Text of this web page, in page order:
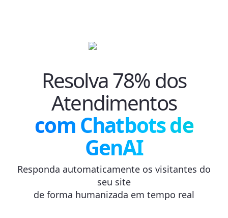
Resolva 78% dos
Atendimentos
com Chatbots de
GenAI
Responda automaticamente os visitantes do
seu site
de forma humanizada em tempo real